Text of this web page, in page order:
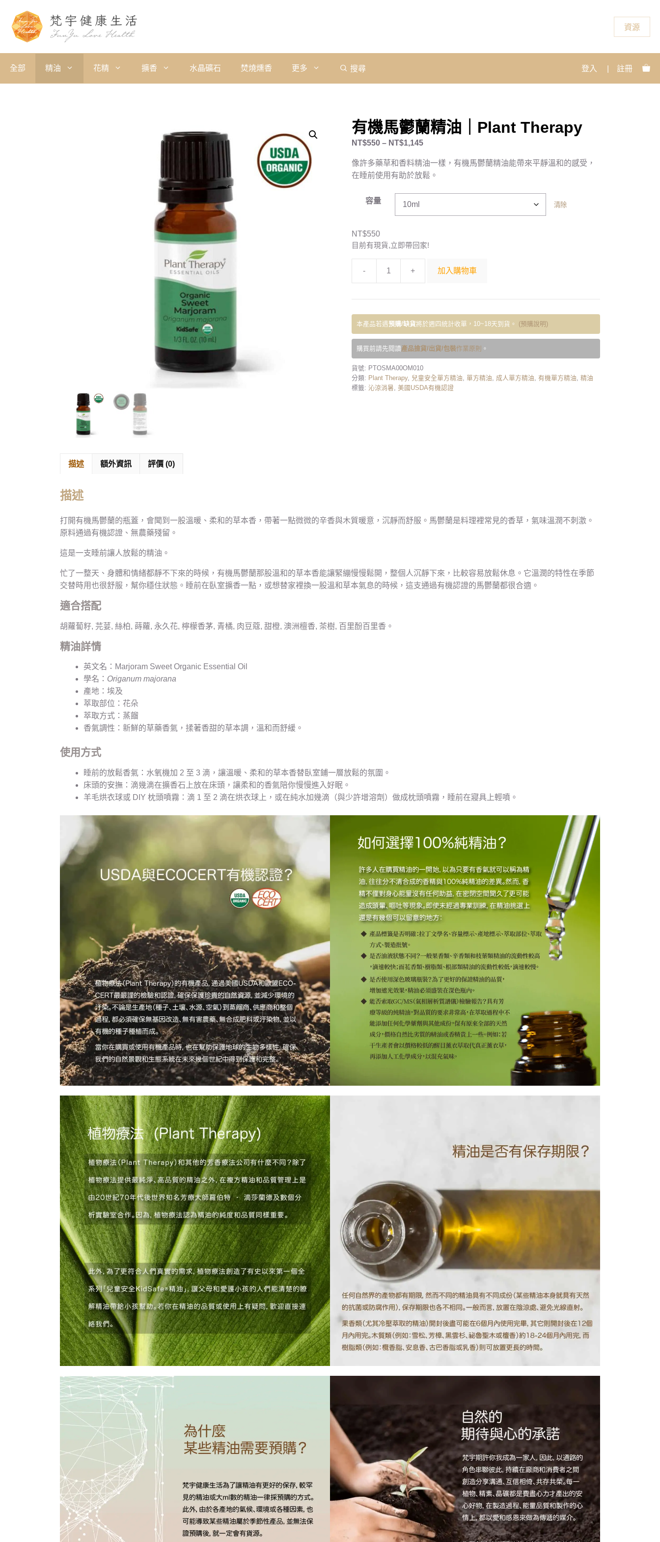
資源
全部 精油 花精 擴香 水晶礦石 焚燒燻香 更多 搜尋 登入 註冊
有機馬鬱蘭精油｜Plant Therapy
NT$550 – NT$1,145
像許多藥草和香料精油一樣，有機馬鬱蘭精油能帶來平靜溫和的感受，
在睡前使用有助於放鬆。
容量 清除
NT$550
目前有現貨,立即帶回家!
- + 加入購物車
本產品若遇預購/缺貨將於週四統計收單，10~18天到貨。 (預購說明)
購買前請先閱讀產品撿貨/出貨/包裝作業原則 。
貨號: PTOSMA00OM010
分類: Plant Therapy, 兒童安全單方精油 單方精油 成人單方精油 有機單方精油 精油
標籤: 沁涼消暑 美國USDA有機認證
描述 額外資訊 評價 (0)
描述
打開有機馬鬱蘭的瓶蓋，會聞到一股溫暖、柔和的草本香，帶著一點微微的辛香與木質暖意，沉靜而舒服。馬鬱蘭是料理裡常見的香草，氣味溫潤不刺激。
原料通過有機認證、無農藥殘留。
這是一支睡前讓人放鬆的精油。
忙了一整天、身體和情緒都靜不下來的時候，有機馬鬱蘭那股溫和的草本香能讓緊繃慢慢鬆開，整個人沉靜下來，比較容易放鬆休息。它溫潤的特性在季節
交替時用也很舒服，幫你穩住狀態。睡前在臥室擴香一點，或想替家裡換一股溫和草本氣息的時候，這支通過有機認證的馬鬱蘭都很合適。
適合搭配
胡蘿蔔籽, 芫荽, 絲柏, 蒔蘿, 永久花, 檸檬香茅, 青橘, 肉豆蔻, 甜橙, 澳洲檀香, 茶樹, 百里酚百里香。
精油詳情
英文名：Marjoram Sweet Organic Essential Oil
學名： Origanum majorana
產地：埃及
萃取部位：花朵
萃取方式：蒸餾
香氣調性：新鮮的草藥香氣，揉著香甜的草本調，溫和而舒緩。
使用方式
睡前的放鬆香氣：水氧機加 2 至 3 滴，讓溫暖、柔和的草本香替臥室鋪一層放鬆的氛圍。
床頭的安撫：滴幾滴在擴香石上放在床頭，讓柔和的香氣陪你慢慢進入好眠。
羊毛烘衣球或 DIY 枕頭噴霧：滴 1 至 2 滴在烘衣球上，或在純水加幾滴（與少許增溶劑）做成枕頭噴霧，睡前在寢具上輕噴。